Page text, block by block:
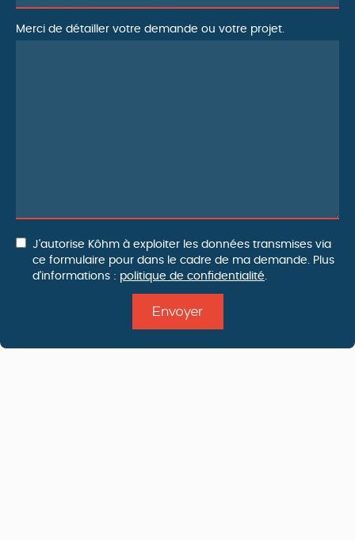
Merci de détailler votre demande ou votre projet.
J'autorise Kôhm à exploiter les données transmises via
ce formulaire pour dans le cadre de ma demande. Plus
d'informations : politique de confidentialité.